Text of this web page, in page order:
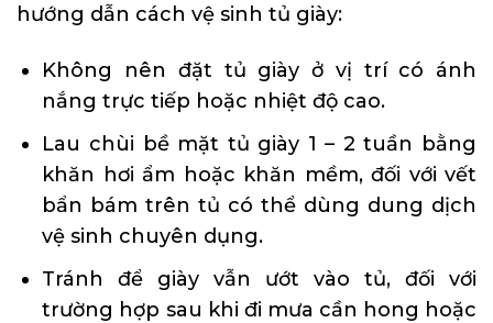
hướng dẫn cách vệ sinh tủ giày:
Không nên đặt tủ giày ở vị trí có ánh
nắng trực tiếp hoặc nhiệt độ cao.
Lau chùi bề mặt tủ giày 1 – 2 tuần bằng
khăn hơi ẩm hoặc khăn mềm, đối với vết
bẩn bám trên tủ có thể dùng dung dịch
vệ sinh chuyên dụng.
Tránh để giày vẫn ướt vào tủ, đối với
trường hợp sau khi đi mưa cần hong hoặc